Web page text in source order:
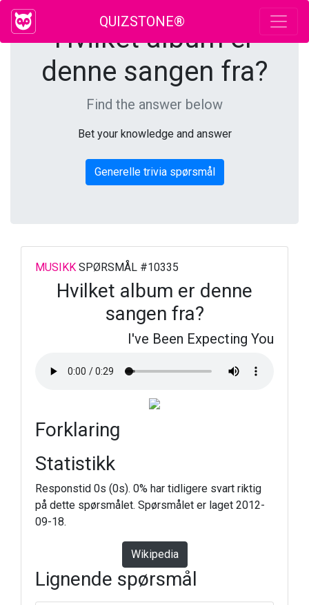
QUIZSTONE®
Hvilket album er
denne sangen fra?
Find the answer below
Bet your knowledge and answer
Generelle trivia spørsmål
MUSIKK SPØRSMÅL #10335
Hvilket album er denne
sangen fra?
I've Been Expecting You
Forklaring
Statistikk
Responstid 0s (0s). 0% har tidligere svart riktig
på dette spørsmålet. Spørsmålet er laget 2012-
09-18.
Wikipedia
Lignende spørsmål